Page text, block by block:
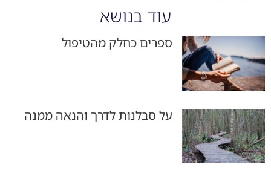
עוד בנושא
ספרים כחלק מהטיפול
על סבלנות לדרך והנאה ממנה